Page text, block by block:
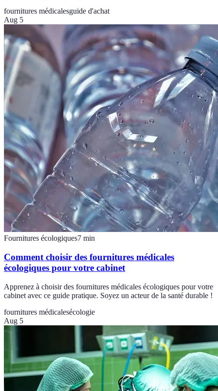
fournitures médicalesguide d'achat
Aug 5
Fournitures écologiques7 min
Comment choisir des fournitures médicales
écologiques pour votre cabinet
Apprenez à choisir des fournitures médicales écologiques pour votre
cabinet avec ce guide pratique. Soyez un acteur de la santé durable !
fournitures médicalesécologie
Aug 5